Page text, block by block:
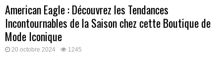
American Eagle : Découvrez les Tendances
Incontournables de la Saison chez cette Boutique de
Mode Iconique
20 octobre 2024 1245